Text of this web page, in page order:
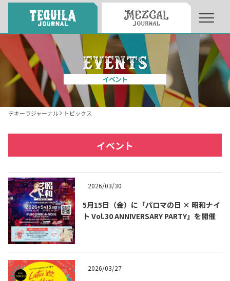
About About Tequila Journal
テキーラとは What’s Tequila
テキーラマーケット
テキーラの飲み方 How to Drink Tequila
イベント
テキーラジャーナル トピックス
イベント
2026/03/30
5月15日（金）に「パロマの日 × 昭和ナイ
ト Vol.30 ANNIVERSARY PARTY」を開催
2026/03/27